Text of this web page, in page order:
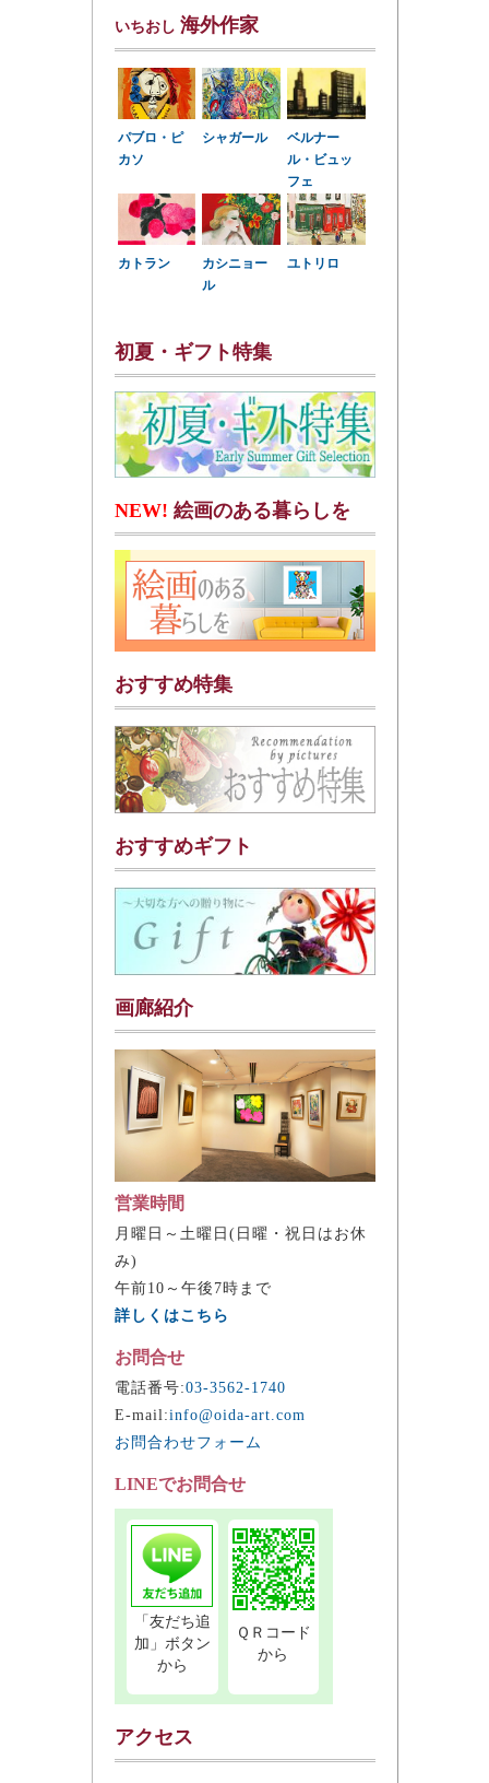
いちおし 海外作家
パブロ・ピ
カソ
シャガール
ベルナー
ル・ビュッ
フェ
カトラン
カシニョー
ル
ユトリロ
初夏・ギフト特集
NEW! 絵画のある暮らしを
おすすめ特集
おすすめギフト
画廊紹介
営業時間
月曜日～土曜日(日曜・祝日はお休
み)
午前10～午後7時まで
詳しくはこちら
お問合せ
電話番号:03-3562-1740
E-mail:info@oida-art.com
お問合わせフォーム
LINEでお問合せ
「友だち追
加」ボタン
から
ＱＲコード
から
アクセス